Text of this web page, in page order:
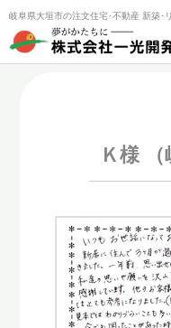
岐阜県大垣市の注文住宅･不動産 新築･
トップページ お客様の
Ｋ様 （